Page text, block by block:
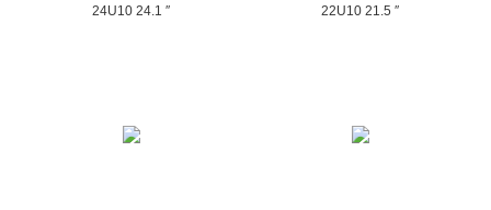
24U10 24.1 ″ 22U10 21.5 ″